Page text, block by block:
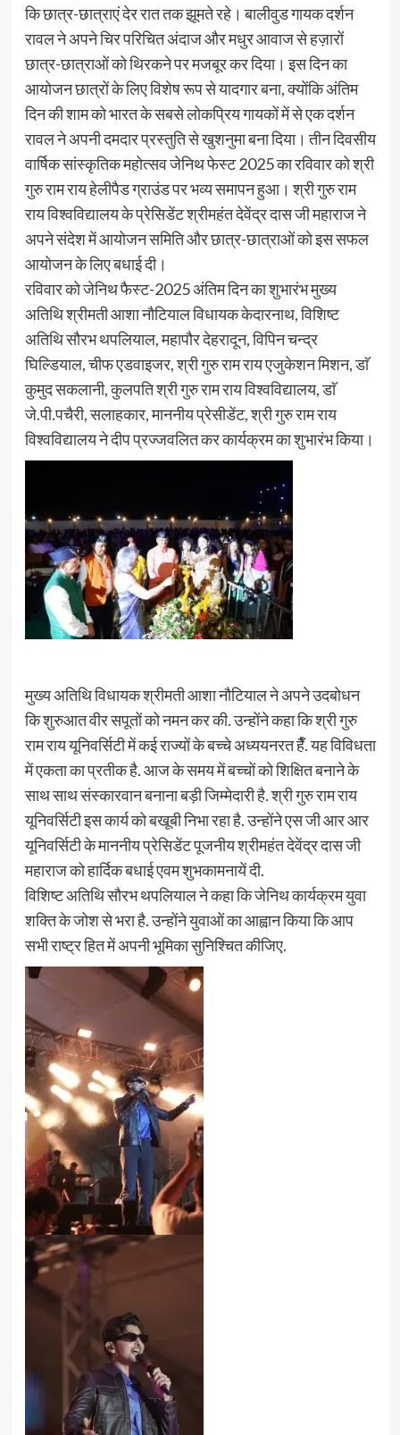
कि छात्र-छात्राएं देर रात तक झूमते रहे। बालीवुड गायक दर्शन
रावल ने अपने चिर परिचित अंदाज और मधुर आवाज से हज़ारों
छात्र-छात्राओं को थिरकने पर मजबूर कर दिया। इस दिन का
आयोजन छात्रों के लिए विशेष रूप से यादगार बना, क्योंकि अंतिम
दिन की शाम को भारत के सबसे लोकप्रिय गायकों में से एक दर्शन
रावल ने अपनी दमदार प्रस्तुति से खुशनुमा बना दिया। तीन दिवसीय
वार्षिक सांस्कृतिक महोत्सव जेनिथ फेस्ट 2025 का रविवार को श्री
गुरु राम राय हेलीपैड ग्राउंड पर भव्य समापन हुआ। श्री गुरु राम
राय विश्वविद्यालय के प्रेसिडेंट श्रीमहंत देवेंद्र दास जी महाराज ने
अपने संदेश में आयोजन समिति और छात्र-छात्राओं को इस सफल
आयोजन के लिए बधाई दी।
रविवार को जेनिथ फैस्ट-2025 अंतिम दिन का शुभारंभ मुख्य
अतिथि श्रीमती आशा नौटियाल विधायक केदारनाथ, विशिष्ट
अतिथि सौरभ थपलियाल, महापौर देहरादून, विपिन चन्द्र
घिल्डियाल, चीफ एडवाइजर, श्री गुरु राम राय एजुकेशन मिशन, डाॅ
कुमुद सकलानी, कुलपति श्री गुरु राम राय विश्वविद्यालय, डाॅ
जे.पी.पचैरी, सलाहकार, माननीय प्रेसीडेंट, श्री गुरु राम राय
विश्वविद्यालय ने दीप प्रज्जवलित कर कार्यक्रम का शुभारंभ किया।
मुख्य अतिथि विधायक श्रीमती आशा नौटियाल ने अपने उदबोधन
कि शुरुआत वीर सपूतों को नमन कर की. उन्होंने कहा कि श्री गुरु
राम राय यूनिवर्सिटी में कई राज्यों के बच्चे अध्ययनरत हैँ. यह विविधता
में एकता का प्रतीक है. आज के समय में बच्चों को शिक्षित बनाने के
साथ साथ संस्कारवान बनाना बड़ी जिम्मेदारी है. श्री गुरु राम राय
यूनिवर्सिटी इस कार्य को बखूबी निभा रहा है. उन्होंने एस जी आर आर
यूनिवर्सिटी के माननीय प्रेसिडेंट पूजनीय श्रीमहंत देवेंद्र दास जी
महाराज को हार्दिक बधाई एवम शुभकामनायें दी.
विशिष्ट अतिथि सौरभ थपलियाल ने कहा कि जेनिथ कार्यक्रम युवा
शक्ति के जोश से भरा है. उन्होंने युवाओं का आह्वान किया कि आप
सभी राष्ट्र हित में अपनी भूमिका सुनिश्चित कीजिए.